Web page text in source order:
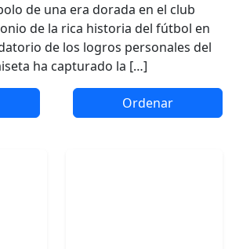
de una era dorada en el club
de la rica historia del fútbol en
de los logros personales del
ha capturado la […]
Ordenar